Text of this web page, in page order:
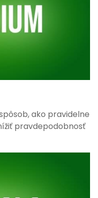
ako pravidelne
pravdepodobnosť